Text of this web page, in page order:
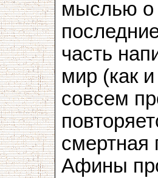
мыслью о
часть
мир (как
совсем
смертная
Афины